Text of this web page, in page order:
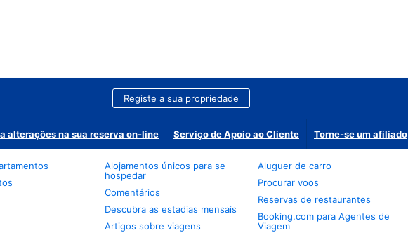
Registe a sua propriedade
alterações na sua reserva on-line Serviço de Apoio ao Cliente Torne-se um afiliado
Alojamentos únicos para se
hospedar
Comentários
Descubra as estadias mensais
Artigos sobre viagens
Aluguer de carro
Procurar voos
Reservas de restaurantes
Booking.com para Agentes de
Viagem